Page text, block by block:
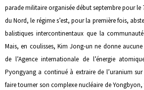
parade militaire organisée début septembre pour le
du Nord, le régime s’est, pour la première fois,
balistiques intercontinentaux que la
Mais, en coulisses, Kim Jong-un ne donne
de l’Agence internationale de l’énergie
Pyongyang a continué à extraire de l’uranium
faire tourner son complexe nucléaire de